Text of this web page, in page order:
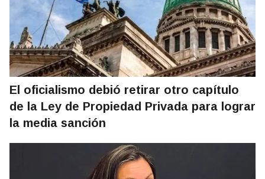
El oficialismo debió retirar otro capítulo
de la Ley de Propiedad Privada para lograr
la media sanción